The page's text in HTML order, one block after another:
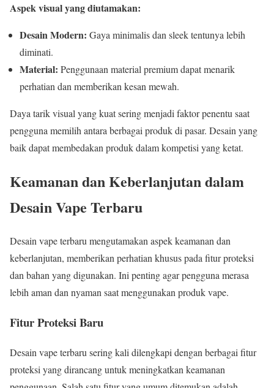
Aspek visual yang diutamakan:
Desain Modern: Gaya minimalis dan sleek tentunya lebih
diminati.
Material: Penggunaan material premium dapat menarik
perhatian dan memberikan kesan mewah.
Daya tarik visual yang kuat sering menjadi faktor penentu saat
pengguna memilih antara berbagai produk di pasar. Desain yang
baik dapat membedakan produk dalam kompetisi yang ketat.
Keamanan dan Keberlanjutan dalam
Desain Vape Terbaru
Desain vape terbaru mengutamakan aspek keamanan dan
keberlanjutan, memberikan perhatian khusus pada fitur proteksi
dan bahan yang digunakan. Ini penting agar pengguna merasa
lebih aman dan nyaman saat menggunakan produk vape.
Fitur Proteksi Baru
Desain vape terbaru sering kali dilengkapi dengan berbagai fitur
proteksi yang dirancang untuk meningkatkan keamanan